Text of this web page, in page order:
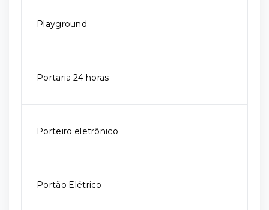
Playground
Portaria 24 horas
Porteiro eletrônico
Portão Elétrico